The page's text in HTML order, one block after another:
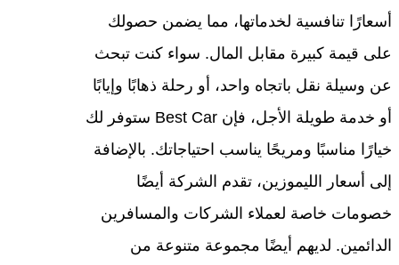
أسعارًا تنافسية لخدماتها، مما يضمن حصولك
على قيمة كبيرة مقابل المال. سواء كنت تبحث
عن وسيلة نقل باتجاه واحد، أو رحلة ذهابًا وإيابًا
أو خدمة طويلة الأجل، فإن Best Car ستوفر لك
خيارًا مناسبًا ومريحًا يناسب احتياجاتك. بالإضافة
إلى أسعار الليموزين، تقدم الشركة أيضًا
خصومات خاصة لعملاء الشركات والمسافرين
الدائمين. لديهم أيضًا مجموعة متنوعة من